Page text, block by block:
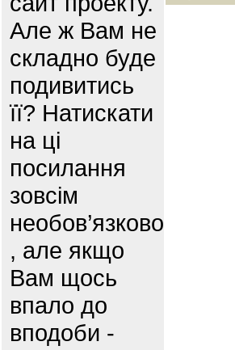
Але ж Вам не
складно буде
подивитись
її? Натискати
на ці
посилання
зовсім
необов’язково
, але якщо
Вам щось
впало до
вподоби -